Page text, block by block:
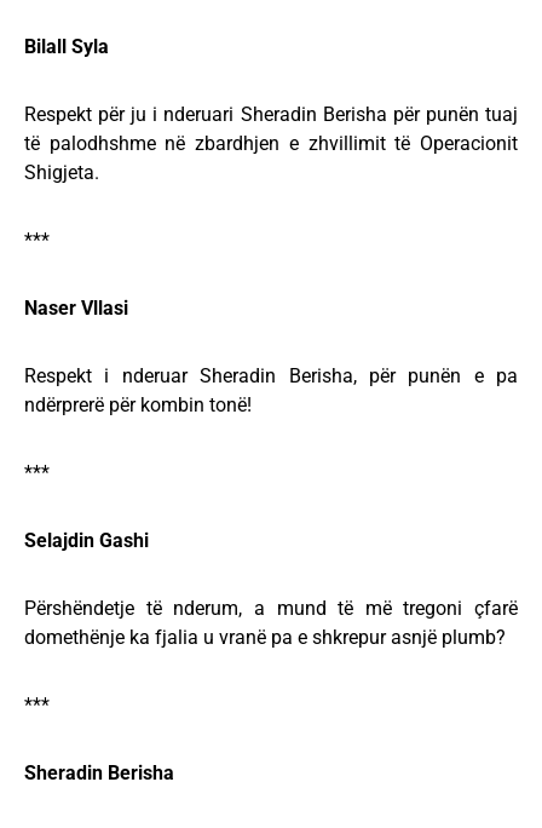
Bilall Syla
Respekt për ju i nderuari Sheradin Berisha për punën tuaj
të palodhshme në zbardhjen e zhvillimit të Operacionit
Shigjeta.
***
Naser Vllasi
Respekt i nderuar Sheradin Berisha, për punën e pa
ndërprerë për kombin tonë!
***
Selajdin Gashi
Përshëndetje të nderum, a mund të më tregoni çfarë
domethënje ka fjalia u vranë pa e shkrepur asnjë plumb?
***
Sheradin Berisha